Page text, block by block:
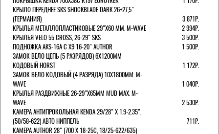
КРЫЛО ПЕРЕДНЕЕ SKS SHOCKBLADE DARK 26+27,5"
(ГЕРМАНИЯ)
3 871Р.
КРЫЛЬЯ МЕТАЛЛОПЛАСТИКОВЫЕ 29"Х60 ММ. M-WAVE
2 994Р.
КРЫЛЬЯ VELO 55 CROSS, 26-29" SKS
3 500Р.
ПОДНОЖКА AKS-16A C X9 16-20" AUTHOR
1 500Р.
ЗАМОК ВЕЛО ЦЕПЬ (5 РАЗРЯДОВ) 6Х1200ММ
КОДОВЫЙ HORST
1 172Р.
ЗАМОК ВЕЛО КОДОВЫЙ (4 РАЗРЯДА) 10Х1800ММ. M-
WAVE
1 040Р.
КРЫЛЬЯ РАЗДВИЖНЫЕ 26-29"Х65ММ MUD MAX. M-
WAVE
2 530Р.
КАМЕРА АНТИПРОКОЛЬНАЯ KENDA 29/28" Х 1.9-2.35",
(50/58-622) АВТО НИППЕЛЬ
711Р.
КАМЕРА AUTHOR 28" (700 Х 18-25С, 18/25-622/635)